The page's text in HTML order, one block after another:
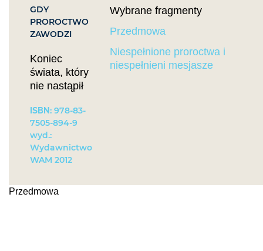
GDY
PROROCTWO
ZAWODZI
Koniec
świata, który
nie nastąpił
ISBN: 978-83-
7505-894-9
wyd.:
Wydawnictwo
WAM 2012
Wybrane fragmenty
Przedmowa
Niespełnione proroctwa i
niespełnieni mesjasze
Przedmowa